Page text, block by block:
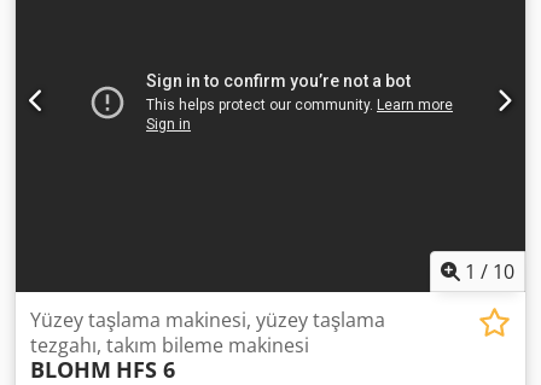
1 / 10
Yüzey taşlama makinesi, yüzey taşlama
tezgahı, takım bileme makinesi
BLOHM HFS 6